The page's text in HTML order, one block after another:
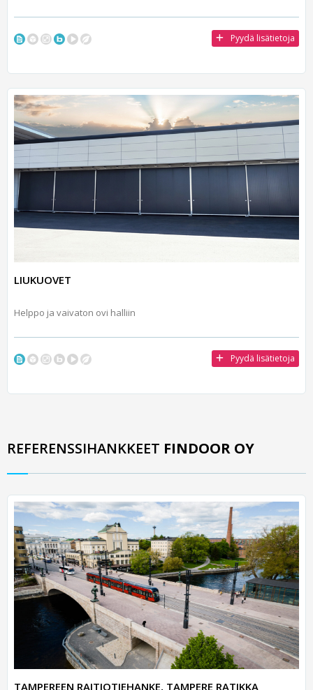
Pyydä lisätietoja
LIUKUOVET
Helppo ja vaivaton ovi halliin
Pyydä lisätietoja
REFERENSSIHANKKEET FINDOOR OY
TAMPEREEN RAITIOTIEHANKE, TAMPERE RATIKKA